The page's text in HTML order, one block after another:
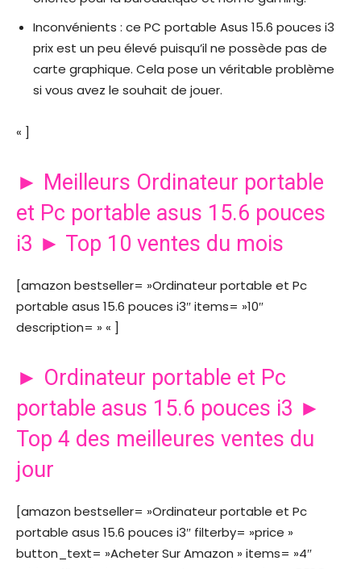
Inconvénients : ce PC portable Asus 15.6 pouces i3
prix est un peu élevé puisqu’il ne possède pas de
carte graphique. Cela pose un véritable problème
si vous avez le souhait de jouer.
« ]
► Meilleurs Ordinateur portable
et Pc portable asus 15.6 pouces
i3 ► Top 10 ventes du mois
[amazon bestseller= »Ordinateur portable et Pc
portable asus 15.6 pouces i3″ items= »10″
description= » « ]
► Ordinateur portable et Pc
portable asus 15.6 pouces i3 ►
Top 4 des meilleures ventes du
jour
[amazon bestseller= »Ordinateur portable et Pc
portable asus 15.6 pouces i3″ filterby= »price »
button_text= »Acheter Sur Amazon » items= »4″